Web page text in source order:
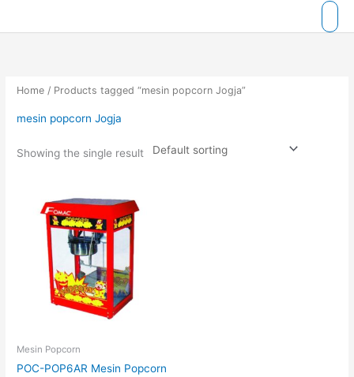
Home / Products tagged “mesin popcorn Jogja”
mesin popcorn Jogja
Showing the single result
Mesin Popcorn
POC-POP6AR Mesin Popcorn